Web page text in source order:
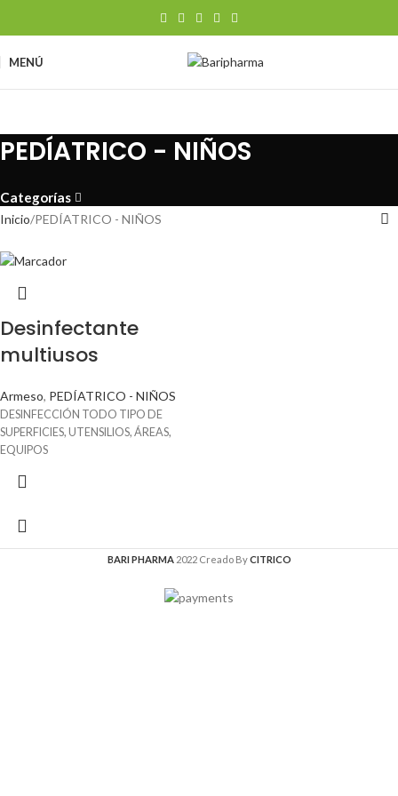
MENÚ
PEDÍATRICO - NIÑOS
Categorías
Inicio PEDÍATRICO - NIÑOS
Desinfectante
multiusos
Armeso, PEDÍATRICO - NIÑOS
DESINFECCIÓN TODO TIPO DE
SUPERFICIES, UTENSILIOS, ÁREAS,
EQUIPOS
BARI PHARMA 2022 Creado ByCITRICO